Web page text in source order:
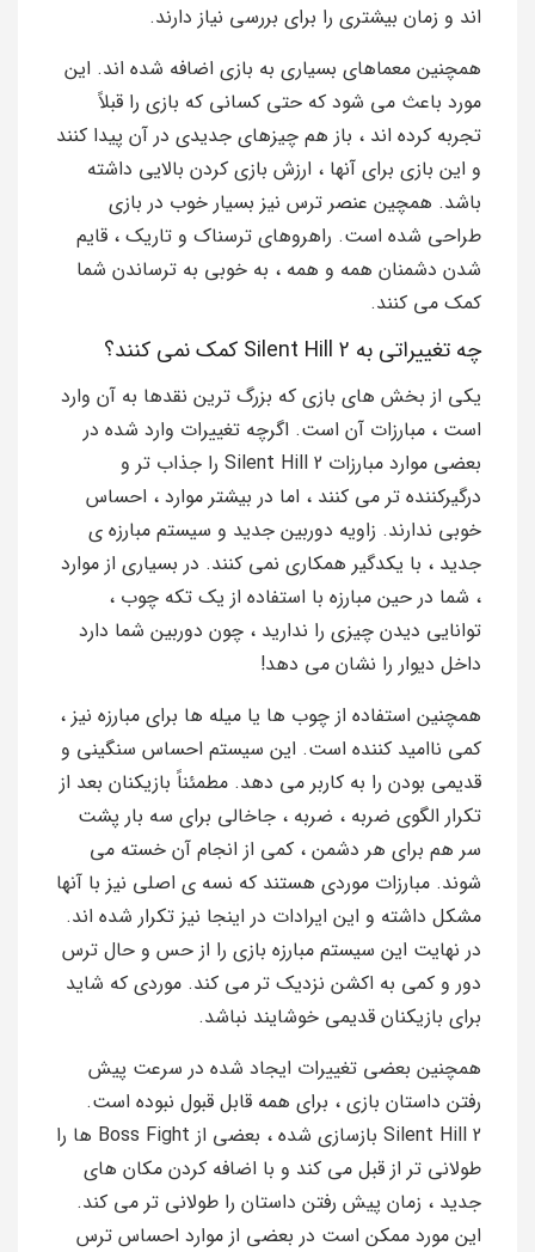
اند و زمان بیشتری را برای بررسی نیاز دارند.
همچنین معماهای بسیاری به بازی اضافه شده اند. این
مورد باعث می شود که حتی کسانی که بازی را قبلاً
تجربه کرده اند ، باز هم چیزهای جدیدی در آن پیدا کنند
و این بازی برای آنها ، ارزش بازی کردن بالایی داشته
باشد. همچین عنصر ترس نیز بسیار خوب در بازی
طراحی شده است. راهروهای ترسناک و تاریک ، قایم
شدن دشمنان همه و همه ، به خوبی به ترساندن شما
کمک می کنند.
چه تغییراتی به Silent Hill 2 کمک نمی کنند؟
یکی از بخش های بازی که بزرگ ترین نقدها به آن وارد
است ، مبارزات آن است. اگرچه تغییرات وارد شده در
بعضی موارد مبارزات Silent Hill 2 را جذاب تر و
درگیرکننده تر می کنند ، اما در بیشتر موارد ، احساس
خوبی ندارند. زاویه دوربین جدید و سیستم مبارزه ی
جدید ، با یکدگیر همکاری نمی کنند. در بسیاری از موارد
، شما در حین مبارزه با استفاده از یک تکه چوب ،
توانایی دیدن چیزی را ندارید ، چون دوربین شما دارد
داخل دیوار را نشان می دهد!
همچنین استفاده از چوب ها یا میله ها برای مبارزه نیز ،
کمی ناامید کننده است. این سیستم احساس سنگینی و
قدیمی بودن را به کاربر می دهد. مطمئناً بازیکنان بعد از
تکرار الگوی ضربه ، ضربه ، جاخالی برای سه بار پشت
سر هم برای هر دشمن ، کمی از انجام آن خسته می
شوند. مبارزات موردی هستند که نسه ی اصلی نیز با آنها
مشکل داشته و این ایرادات در اینجا نیز تکرار شده اند.
در نهایت این سیستم مبارزه بازی را از حس و حال ترس
دور و کمی به اکشن نزدیک تر می کند. موردی که شاید
برای بازیکنان قدیمی خوشایند نباشد.
همچنین بعضی تغییرات ایجاد شده در سرعت پیش
رفتن داستان بازی ، برای همه قابل قبول نبوده است.
Silent Hill 2 بازسازی شده ، بعضی از Boss Fight ها را
طولانی تر از قبل می کند و با اضافه کردن مکان های
جدید ، زمان پیش رفتن داستان را طولانی تر می کند.
این مورد ممکن است در بعضی از موارد احساس ترس